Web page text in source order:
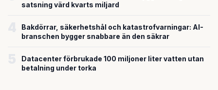
satsning värd kvarts miljard
Bakdörrar, säkerhetshål och katastrofvarningar: AI-
branschen bygger snabbare än den säkrar
Datacenter förbrukade 100 miljoner liter vatten utan
betalning under torka